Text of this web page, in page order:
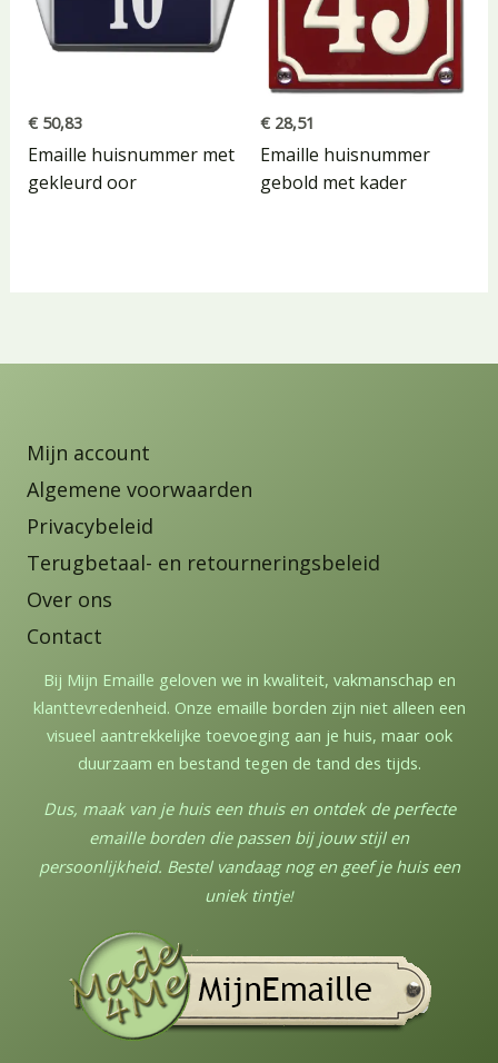
€50,83
Emaille huisnummer met
gekleurd oor
€ 28,51
Emaille huisnummer
gebold met kader
Mijn account
Algemene voorwaarden
Privacybeleid
Terugbetaal- en retourneringsbeleid
Over ons
Contact
Bij Mijn Emaille geloven we in kwaliteit, vakmanschap en
klanttevredenheid. Onze emaille borden zijn niet alleen een
visueel aantrekkelijke toevoeging aan je huis, maar ook
duurzaam en bestand tegen de tand des tijds.
Dus, maak van je huis een thuis en ontdek de perfecte
emaille borden die passen bij jouw stijl en
persoonlijkheid. Bestel vandaag nog en geef je huis een
uniek tintje!